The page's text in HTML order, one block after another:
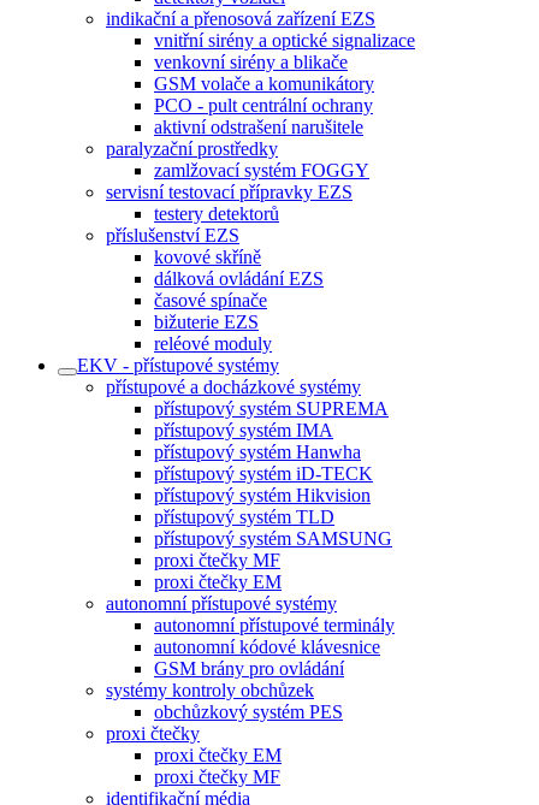
indikační a přenosová zařízení EZS
vnitřní sirény a optické signalizace
venkovní sirény a blikače
GSM volače a komunikátory
PCO - pult centrální ochrany
aktivní odstrašení narušitele
paralyzační prostředky
zamlžovací systém FOGGY
servisní testovací přípravky EZS
testery detektorů
příslušenství EZS
kovové skříně
dálková ovládání EZS
časové spínače
bižuterie EZS
reléové moduly
EKV - přístupové systémy
přístupové a docházkové systémy
přístupový systém SUPREMA
přístupový systém IMA
přístupový systém Hanwha
přístupový systém iD-TECK
přístupový systém Hikvision
přístupový systém TLD
přístupový systém SAMSUNG
proxi čtečky MF
proxi čtečky EM
autonomní přístupové systémy
autonomní přístupové terminály
autonomní kódové klávesnice
GSM brány pro ovládání
systémy kontroly obchůzek
obchůzkový systém PES
proxi čtečky
proxi čtečky EM
proxi čtečky MF
identifikační média